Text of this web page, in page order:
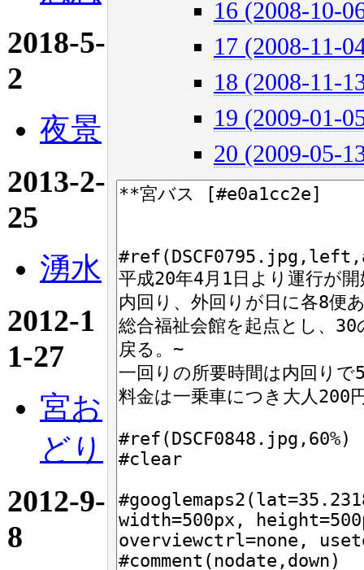
2018-5-
2
夜景
2013-2-
25
湧水
2012-1
1-27
宮お
どり
2012-9-
8
16 (2008-10-
17 (2008-11-
18 (2008-11-
19 (2009-01-
20 (2009-05-